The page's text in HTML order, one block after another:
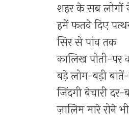
शहर के सब लोगों
हमें फतवे दिए
सिर से पांव तक
कालिख पोती-पर
बड़े लोग-बड़ी
जिंदगी बेचारी
ज़ालिम मारे रोने